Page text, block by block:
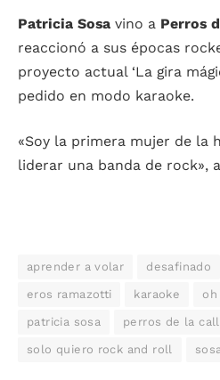
Patricia Sosa vino a Perros
reaccionó a sus épocas
proyecto actual ‘La gira
pedido en modo karaoke.
«Soy la primera mujer de la
liderar una banda de rock»,
aprender a volar desafinado
eros ramazotti karaoke oh
patricia sosa perros de la
solo quiero rock and roll sosa